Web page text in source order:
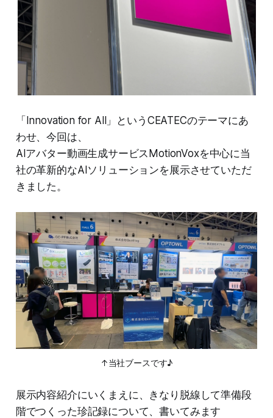
「Innovation for All」というCEATECのテーマにあ
わせ、今回は、
AIアバター動画生成サービスMotionVoxを中心に当
社の革新的なAIソリューションを展示させていただ
きました。
↑当社ブースです♪
展示内容紹介にいくまえに、きなり脱線して準備段
階でつくった珍記録について、書いてみます